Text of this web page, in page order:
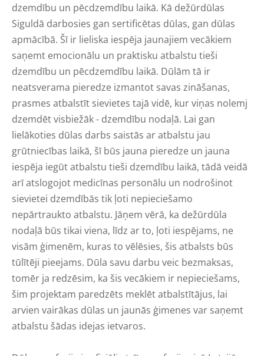
dzemdību un pēcdzemdību laikā. Kā dežūrdūlas
Siguldā darbosies gan sertificētas dūlas, gan dūlas
apmācībā. Šī ir lieliska iespēja jaunajiem vecākiem
saņemt emocionālu un praktisku atbalstu tieši
dzemdību un pēcdzemdību laikā. Dūlām tā ir
neatsverama pieredze izmantot savas zināšanas,
prasmes atbalstīt sievietes tajā vidē, kur viņas nolemj
dzemdēt visbiežāk - dzemdību nodaļā. Lai gan
lielākoties dūlas darbs saistās ar atbalstu jau
grūtniecības laikā, šī būs jauna pieredze un jauna
iespēja iegūt atbalstu tieši dzemdību laikā, tādā veidā
arī atslogojot medicīnas personālu un nodrošinot
sievietei dzemdībās tik ļoti nepieciešamo
nepārtraukto atbalstu. Jāņem vērā, ka dežūrdūla
nodaļā būs tikai viena, līdz ar to, ļoti iespējams, ne
visām ģimenēm, kuras to vēlēsies, šis atbalsts būs
tūlītēji pieejams. Dūla savu darbu veic bezmaksas,
tomēr ja redzēsim, ka šis vecākiem ir nepieciešams,
šim projektam paredzēts meklēt atbalstītājus, lai
arvien vairākas dūlas un jaunās ģimenes var saņemt
atbalstu šādas idejas ietvaros.